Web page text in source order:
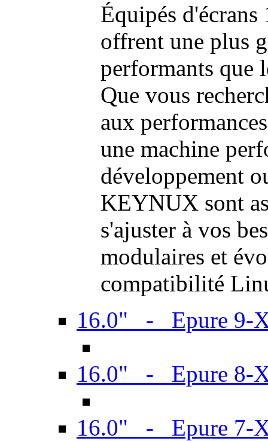
Équipés
offrent une plus
performants que
Que vous
aux
une machine
développement
KEYNUX sont
s'ajuster à vos
modulaires et
compatibilité
16.0" - Epure 9-
16.0" - Epure 8-
16.0" - Epure 7-